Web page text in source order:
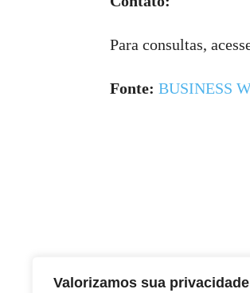
Valorizamos sua privacidade
Para consultas,
Fonte: BUSINESS